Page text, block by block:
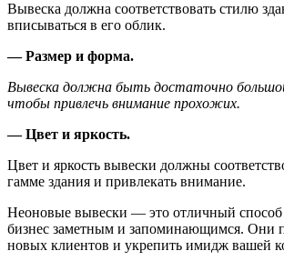
Вывеска должна соответствовать стилю
вписываться в его облик.
— Размер и форма.
Вывеска должна быть достаточно
чтобы привлечь внимание прохожих.
— Цвет и яркость.
Цвет и яркость вывески должны
гамме здания и привлекать внимание.
Неоновые вывески — это отличный способ
бизнес заметным и запоминающимся. Они
новых клиентов и укрепить имидж вашей